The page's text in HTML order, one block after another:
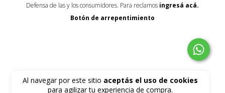
Al navegar por este sitio aceptás el uso de cookies
para agilizar tu experiencia de compra.
Defensa de las y los consumidores. Para reclamos ingresá acá.
Botón de arrepentimiento